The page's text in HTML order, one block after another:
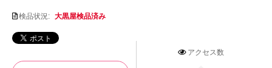
検品状況: 大黒屋検品済み
アクセス数